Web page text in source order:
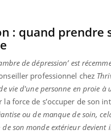
: quand
de dépression’ est
professionnel chez
vie d'une personne en proie à
la force de s’occuper de son
ou de manque de soin,
son monde extérieur devient